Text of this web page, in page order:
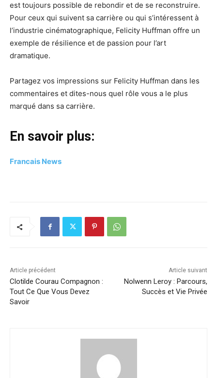
est toujours possible de rebondir et de se reconstruire.
Pour ceux qui suivent sa carrière ou qui s’intéressent à
l’industrie cinématographique, Felicity Huffman offre un
exemple de résilience et de passion pour l’art
dramatique.
Partagez vos impressions sur Felicity Huffman dans les
commentaires et dites-nous quel rôle vous a le plus
marqué dans sa carrière.
En savoir plus:
Francais News
Article précédent
Clotilde Courau Compagnon :
Tout Ce Que Vous Devez
Savoir
Article suivant
Nolwenn Leroy : Parcours,
Succès et Vie Privée